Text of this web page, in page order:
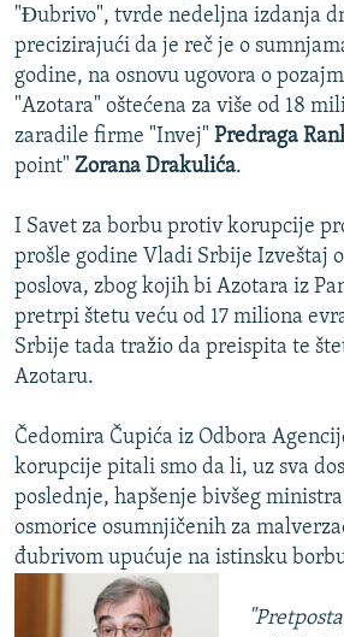
"Ðubrivo", tvrde nedeljna izdanja
precizirajući da je reč je o
godine, na osnovu ugovora o
"Azotara" oštećena za više od 18
zaradile firme "Invej" Predraga
point" Zorana Drakulića.
I Savet za borbu protiv korupcije
prošle godine Vladi Srbije Izveštaj
poslova, zbog kojih bi Azotara iz
pretrpi štetu veću od 17 miliona
Srbije tada tražio da preispita te
Azotaru.
Čedomira Čupića iz Odbora
korupcije pitali smo da li, uz sva
poslednje, hapšenje bivšeg
osmorice osumnjičenih za
đubrivom upućuje na istinsku